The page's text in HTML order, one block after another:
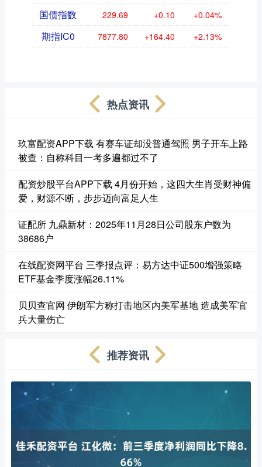
国债指数 229.69 +0.10 +0.04%
期指IC0 7877.80 +164.40 +2.13%
热点资讯
玖富配资APP下载 有赛车证却没普通驾照 男子开车上路
被查：自称科目一考多遍都过不了
配资炒股平台APP下载 4月份开始，这四大生肖受财神偏
爱，财源不断，步步迈向富足人生
证配所 九鼎新材：2025年11月28日公司股东户数为
38686户
在线配资网平台 三季报点评：易方达中证500增强策略
ETF基金季度涨幅26.11%
贝贝查官网 伊朗军方称打击地区内美军基地 造成美军官
兵大量伤亡
推荐资讯